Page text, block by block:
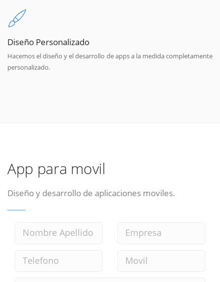
Diseño Personalizado
Hacemos el diseño y el desarrollo de apps a la medida completamente
personalizado.
App para movil
Diseño y desarrollo de aplicaciones moviles.